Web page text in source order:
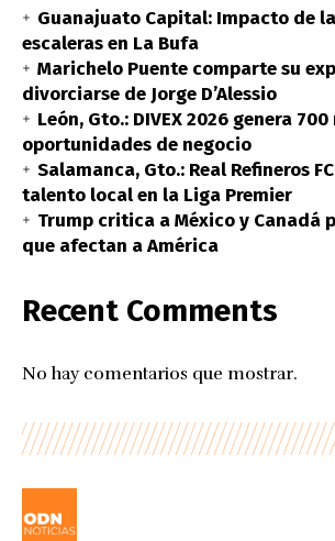
Guanajuato Capital: Impacto de
escaleras en La Bufa
Marichelo Puente comparte su
divorciarse de Jorge D’Alessio
León, Gto.: DIVEX 2026 genera
oportunidades de negocio
Salamanca, Gto.: Real Refineros
talento local en la Liga Premier
Trump critica a México y Canadá
que afectan a América
Recent Comments
No hay comentarios que mostrar.